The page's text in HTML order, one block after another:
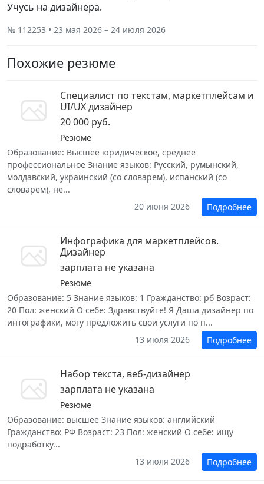
Учусь на дизайнера.
№ 112253 • 23 мая 2026 – 24 июля 2026
Похожие резюме
Специалист по текстам, маркетплейсам и
UI/UX дизайнер
20 000 руб.
Резюме
Образование: Высшее юридическое, среднее
профессиональное Знание языков: Русский, румынский,
молдавский, украинский (со словарем), испанский (со
словарем), не...
20 июня 2026
Подробнее
Инфографика для маркетплейсов.
Дизайнер
зарплата не указана
Резюме
Образование: 5 Знание языков: 1 Гражданство: рб Возраст:
20 Пол: женский О себе: Здравствуйте! Я Даша дизайнер по
интографики, могу предложить свои услуги по п...
13 июля 2026
Подробнее
Набор текста, веб-дизайнер
зарплата не указана
Резюме
Образование: высшее Знание языков: английский
Гражданство: РФ Возраст: 23 Пол: женский О себе: ищу
подработку...
13 июля 2026
Подробнее